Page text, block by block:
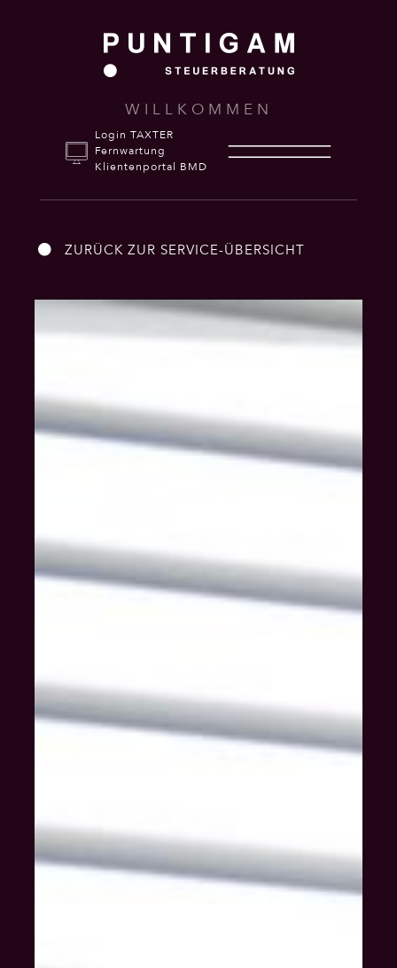
WILLKOMMEN
Login TAXTER
Fernwartung
Klientenportal BMD
ZURÜCK ZUR SERVICE-ÜBERSICHT